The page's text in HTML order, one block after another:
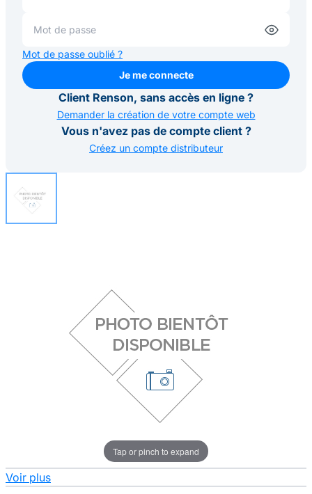
Tap or pinch to expand
Voir plus
Mot de passe oublié ?
Je me connecte
Je me connecte
Client Renson, sans accès en ligne ?
Demander la création de votre compte web
Vous n'avez pas de compte client ?
Créez un compte distributeur